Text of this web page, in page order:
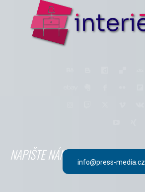
NAPIŠTE NÁM info@press-media.cz